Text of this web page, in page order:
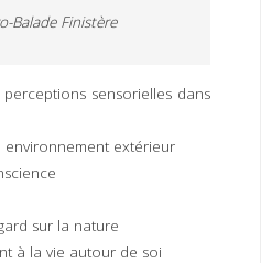
Balade Finistère
sensorielles dans
extérieur
sur la nature
à la vie autour de soi